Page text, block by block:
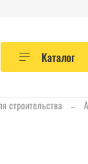
Каталог
строительства